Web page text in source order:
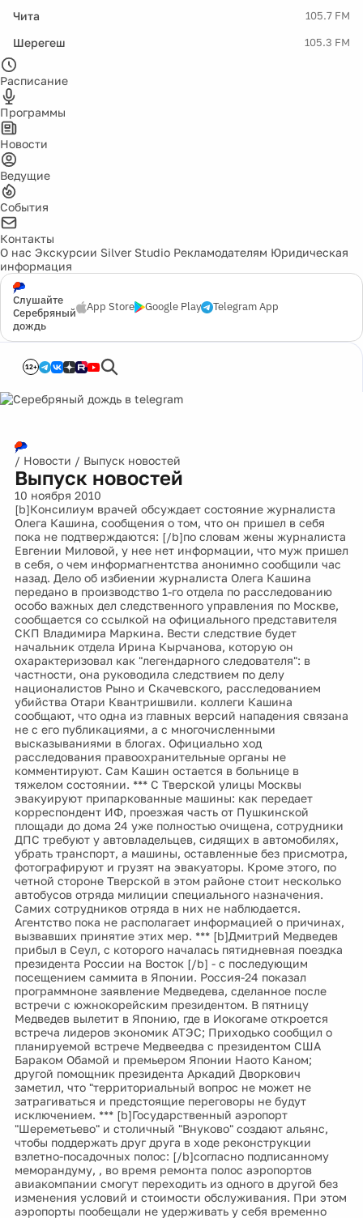
Чита 105.7 FM
Шерегеш 105.3 FM
Расписание
Программы
Новости
Ведущие
События
Контакты
О нас Экскурсии Silver Studio Рекламодателям Юридическая
информация
Слушайте
Серебряный
дождь
App Store Google Play Telegram App
12+
/ Новости / Выпуск новостей
Выпуск новостей
10 ноября 2010
[b]Консилиум врачей обсуждает состояние журналиста
Олега Кашина, сообщения о том, что он пришел в себя
пока не подтверждаются: [/b]по словам жены журналиста
Евгении Миловой, у нее нет информации, что муж пришел
в себя, о чем информагнентства анонимно сообщили час
назад. Дело об избиении журналиста Олега Кашина
передано в производство 1-го отдела по расследованию
особо важных дел следственного управления по Москве,
сообщается со ссылкой на официального представителя
СКП Владимира Маркина. Вести следствие будет
начальник отдела Ирина Кырчанова, которую он
охарактеризовал как "легендарного следователя": в
частности, она руководила следствием по делу
националистов Рыно и Скачевского, расследованием
убийства Отари Квантришвили. коллеги Кашина
сообщают, что одна из главных версий нападения связана
не с его публикациями, а с многочисленными
высказываниями в блогах. Официально ход
расследования правоохранительные органы не
комментируют. Сам Кашин остается в больнице в
тяжелом состоянии. *** С Тверской улицы Москвы
эвакуируют припаркованные машины: как передает
корреспондент ИФ, проезжая часть от Пушкинской
площади до дома 24 уже полностью очищена, сотрудники
ДПС требуют у автовладельцев, сидящих в автомобилях,
убрать транспорт, а машины, оставленные без присмотра,
фотографируют и грузят на эвакуаторы. Кроме этого, по
четной стороне Тверской в этом районе стоит несколько
автобусов отряда милиции специального назначения.
Самих сотрудников отряда в них не наблюдается.
Агентство пока не располагает информацией о причинах,
вызвавших принятие этих мер. *** [b]Дмитрий Медведев
прибыл в Сеул, с которого началась пятидневная поездка
президента России на Восток [/b] - с последующим
посещением саммита в Японии. Россия-24 показал
программноне заявление Медведева, сделанное после
встречи с южнокорейским президентом. В пятницу
Медведев вылетит в Японию, где в Иокогаме откроется
встреча лидеров экономик АТЭС; Приходько сообщил о
планируемой встрече Медвеедва с президентом США
Бараком Обамой и премьером Японии Наото Каном;
другой помощник президента Аркадий Дворкович
заметил, что "территориальный вопрос не может не
затрагиваться и предстоящие переговоры не будут
исключением. *** [b]Государственный аэропорт
"Шереметьево" и столичный "Внуково" создают альянс,
чтобы поддержать друг друга в ходе реконструкции
взлетно-посадочных полос: [/b]согласно подписанному
меморандуму, , во время ремонта полос аэропортов
авиакомпании смогут переходить из одного в другой без
изменения условий и стоимости обслуживания. При этом
аэропорты пообещали не удерживать у себя временно